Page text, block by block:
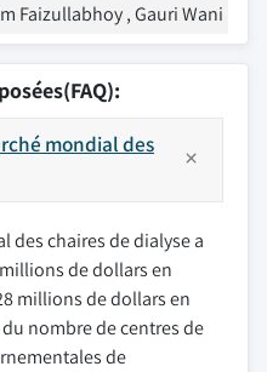
Faizullabhoy , Gauri Wani
mondial des
des chaires de dialyse a
de dollars en
millions de dollars en
nombre de centres de
de